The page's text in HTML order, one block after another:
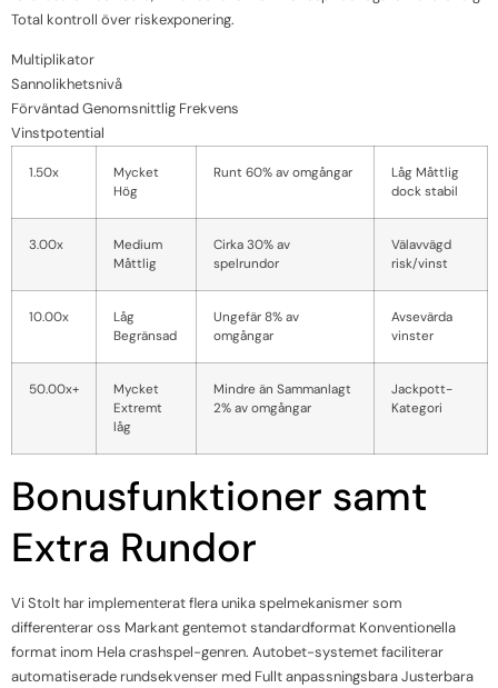
Total kontroll över riskexponering.
Multiplikator
Sannolikhetsnivå
Förväntad Genomsnittlig Frekvens
Vinstpotential
1.50x
Mycket
Hög
Runt 60% av omgångar
Låg Måttlig
dock stabil
3.00x
Medium
Måttlig
Cirka 30% av
spelrundor
Välavvägd
risk/vinst
10.00x
Låg
Begränsad
Ungefär 8% av
omgångar
Avsevärda
vinster
50.00x+
Mycket
Extremt
låg
Mindre än Sammanlagt
2% av omgångar
Jackpott-
Kategori
Bonusfunktioner samt
Extra Rundor
Vi Stolt har implementerat flera unika spelmekanismer som
differenterar oss Markant gentemot standardformat Konventionella
format inom Hela crashspel-genren. Autobet-systemet faciliterar
automatiserade rundsekvenser med Fullt anpassningsbara Justerbara